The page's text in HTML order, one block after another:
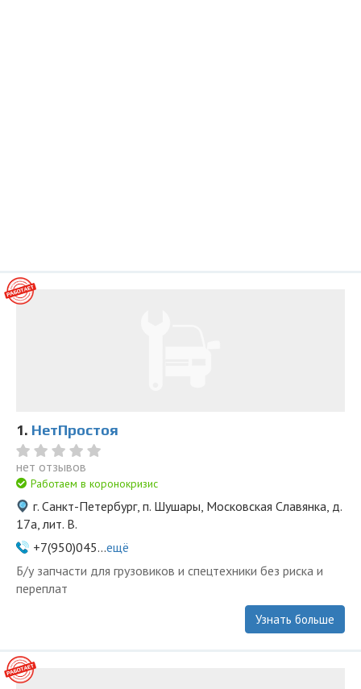
1. НетПростоя
нет отзывов
Работаем в коронокризис
г. Санкт-Петербург, п. Шушары, Московская Славянка, д.
17а, лит. В.
+7(950)045...ещё
Б/у запчасти для грузовиков и спецтехники без риска и
переплат
Узнать больше